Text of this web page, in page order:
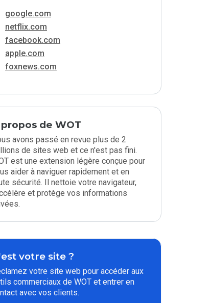
google.com
netflix.com
facebook.com
apple.com
foxnews.com
de WOT
avons passé en revue plus de 2
de sites web et ce n'est pas fini.
est une extension légère conçue pour
aider à naviguer rapidement et en
sécurité. Il nettoie votre navigateur,
et protège vos informations
votre site ?
votre site web pour accéder aux
commerciaux de WOT et entrer en
avec vos clients.